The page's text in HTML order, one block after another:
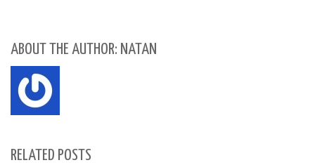
ABOUT THE AUTHOR: NATAN
RELATED POSTS